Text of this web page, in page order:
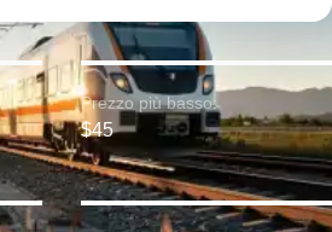
Prezzo più basso:
$45